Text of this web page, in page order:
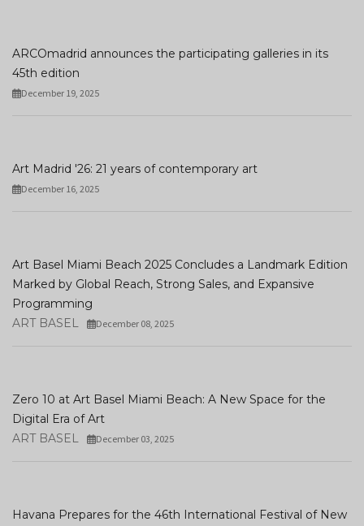
ARCOmadrid announces the participating galleries in its
45th edition
December 19, 2025
Art Madrid '26: 21 years of contemporary art
December 16, 2025
Art Basel Miami Beach 2025 Concludes a Landmark Edition
Marked by Global Reach, Strong Sales, and Expansive
Programming
ART BASEL
December 08, 2025
Zero 10 at Art Basel Miami Beach: A New Space for the
Digital Era of Art
ART BASEL
December 03, 2025
Havana Prepares for the 46th International Festival of New